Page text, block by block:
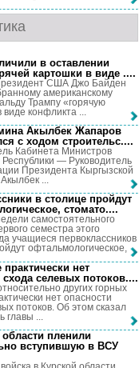
в оставлении
картошки в виде ....
США Джо Байден
американскому
Трампу «горячую
конфликта ...
Акылбек Жапаров
с ходом строительс....
Кабинета Министров
Республики — Руководитель
Президента Кыргызской
...
в столице пройдут
стомато....
самостоятельного
семестра этого
учащиеся первоклассников
офтальмологическое, ...
нет
схода селевых потоков....
других горных
нет опасности
потоков. Об этом сказал
главы ...
пленили
вступившую в ВСУ